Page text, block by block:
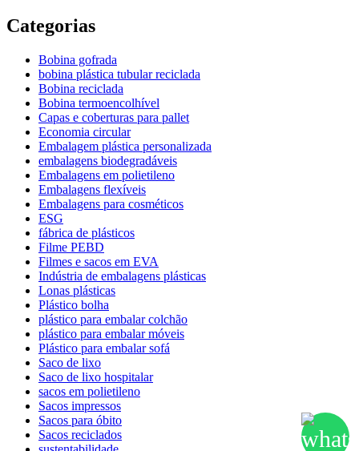
Categorias
Bobina gofrada
bobina plástica tubular reciclada
Bobina reciclada
Bobina termoencolhível
Capas e coberturas para pallet
Economia circular
Embalagem plástica personalizada
embalagens biodegradáveis
Embalagens em polietileno
Embalagens flexíveis
Embalagens para cosméticos
ESG
fábrica de plásticos
Filme PEBD
Filmes e sacos em EVA
Indústria de embalagens plásticas
Lonas plásticas
Plástico bolha
plástico para embalar colchão
plástico para embalar móveis
Plástico para embalar sofá
Saco de lixo
Saco de lixo hospitalar
sacos em polietileno
Sacos impressos
Sacos para óbito
Sacos reciclados